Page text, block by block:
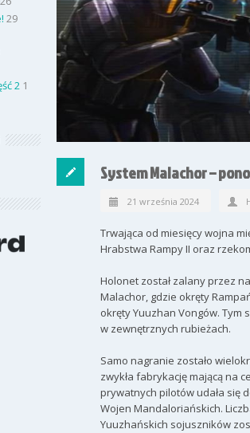
System Malachor –
21 września 2024
Trwająca od miesięcy wojna
Hrabstwa Rampy II oraz
Holonet został zalany przez
Malachor, gdzie okręty
okręty Yuuzhan Vongów.
w zewnętrznych rubieżach.
Samo nagranie zostało
zwykła fabrykację mającą na
prywatnych pilotów udała się
Wojen Mandaloriańskich.
Yuuzhańskich sojuszników
29
2 1